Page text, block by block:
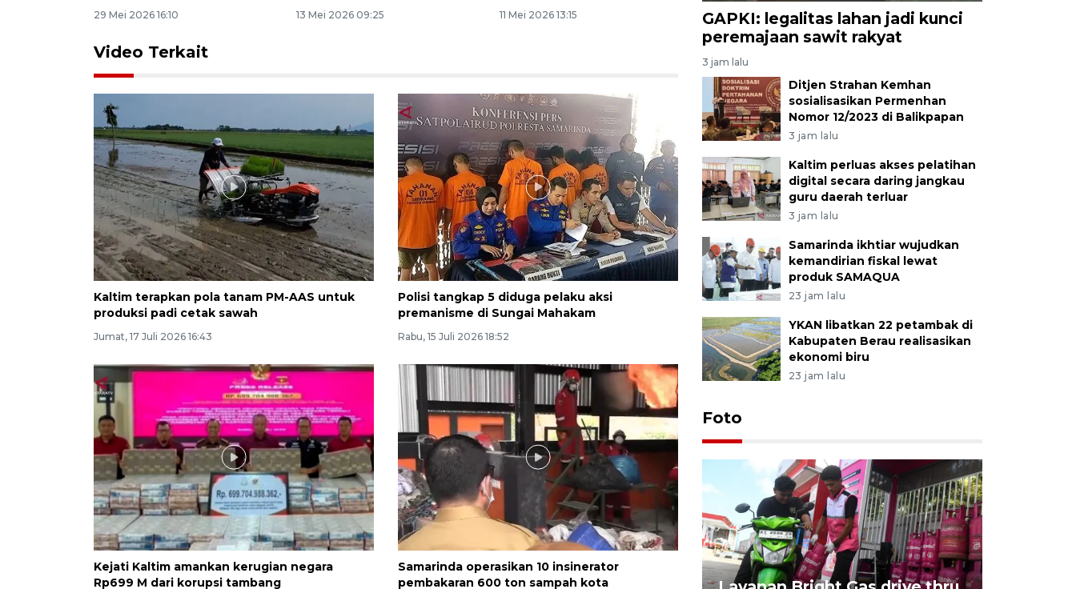
29 Mei 2026 16:10 13 Mei 2026 09:25 11 Mei 2026 13:15
Video Terkait
Kaltim terapkan pola tanam PM-AAS untuk
produksi padi cetak sawah
Jumat, 17 Juli 2026 16:43
Polisi tangkap 5 diduga pelaku aksi
premanisme di Sungai Mahakam
Rabu, 15 Juli 2026 18:52
Kejati Kaltim amankan kerugian negara
Rp699 M dari korupsi tambang
Samarinda operasikan 10 insinerator
pembakaran 600 ton sampah kota
GAPKI: legalitas lahan jadi kunci
peremajaan sawit rakyat
3 jam lalu
Ditjen Strahan Kemhan
sosialisasikan Permenhan
Nomor 12/2023 di Balikpapan
3 jam lalu
Kaltim perluas akses pelatihan
digital secara daring jangkau
guru daerah terluar
3 jam lalu
Samarinda ikhtiar wujudkan
kemandirian fiskal lewat
produk SAMAQUA
23 jam lalu
YKAN libatkan 22 petambak di
Kabupaten Berau realisasikan
ekonomi biru
23 jam lalu
Foto